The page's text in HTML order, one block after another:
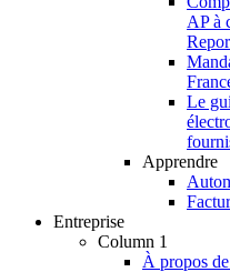
AP à
Le
Apprendre
Entreprise
Column 1
À propos